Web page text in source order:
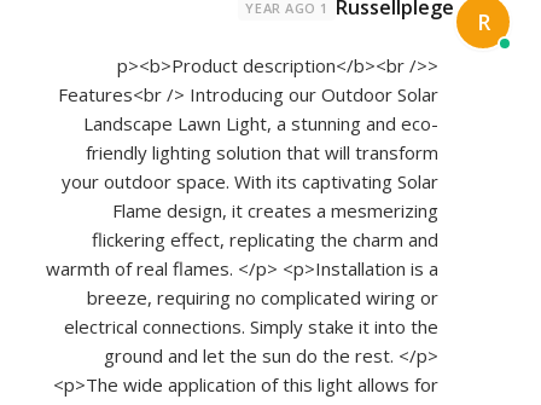
R
Russellplege
1 YEAR AGO
<p><b>Product description</b><br />
Features<br /> Introducing our Outdoor Solar
Landscape Lawn Light, a stunning and eco-
friendly lighting solution that will transform
your outdoor space. With its captivating Solar
Flame design, it creates a mesmerizing
flickering effect, replicating the charm and
warmth of real flames. </p> <p>Installation is a
breeze, requiring no complicated wiring or
electrical connections. Simply stake it into the
ground and let the sun do the rest. </p>
<p>The wide application of this light allows for